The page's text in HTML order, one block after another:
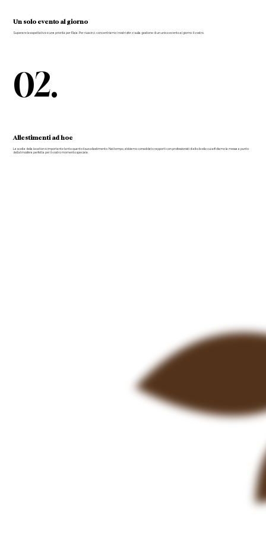
Un solo evento al giorno
Superare le aspettative è una priorità per Elaia. Per riuscirci, concentriamo i nostri sforzi sulla gestione di un unico evento al giorno: il vostro.
02.
Allestimenti ad hoc
La scelta della location è importante tanto quanto il suo allestimento. Nel tempo, abbiamo consolidato rapporti con professionisti di alto livello cui affidiamo la messa a punto
dell’atmosfera perfetta per il vostro momento speciale.